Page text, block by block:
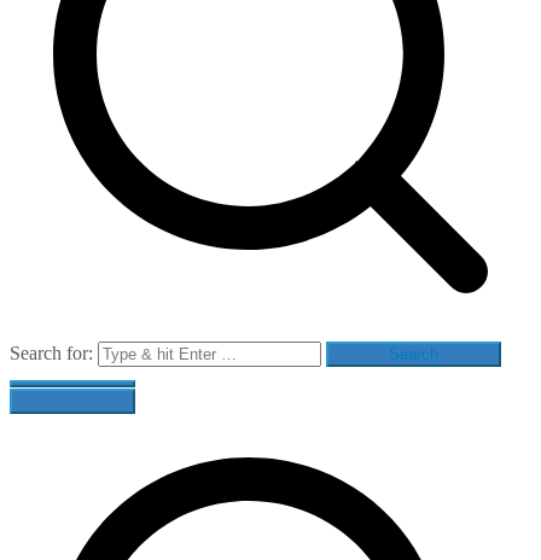
Search for: